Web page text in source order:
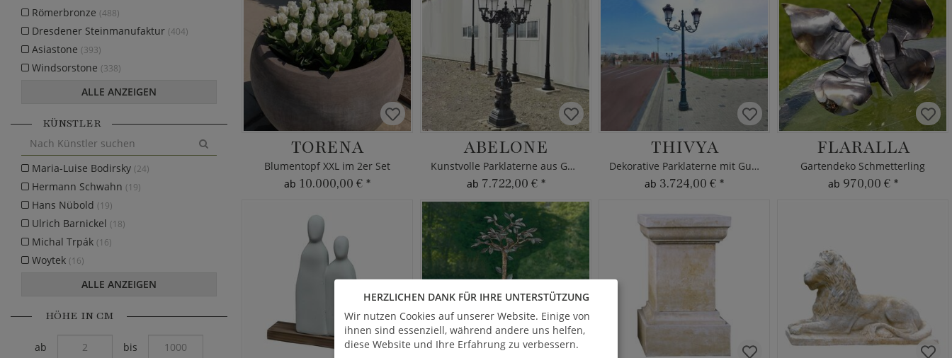
TORENA
Blumentopf XXL im 2er Set
ab 10.000,00 € *
ABELONE
Kunstvolle Parklaterne aus Gusseisen
ab 7.722,00 € *
THIVYA
Dekorative Parklaterne mit Gusseisen
ab 3.724,00 € *
FLARALLA
Gartendeko Schmetterling
ab 970,00 € *
Römerbronze (488)
Dresdener Steinmanufaktur (404)
Asiastone (393)
Windsorstone (338)
ALLE ANZEIGEN
KÜNSTLER
Maria-Luise Bodirsky (24)
Hermann Schwahn (19)
Hans Nübold (19)
Ulrich Barnickel (18)
Michal Trpák (16)
Woytek (16)
ALLE ANZEIGEN
HÖHE IN CM
ab bis
HERZLICHEN DANK FÜR IHRE UNTERSTÜTZUNG
Wir nutzen Cookies auf unserer Website. Einige von
ihnen sind essenziell, während andere uns helfen,
diese Website und Ihre Erfahrung zu verbessern.